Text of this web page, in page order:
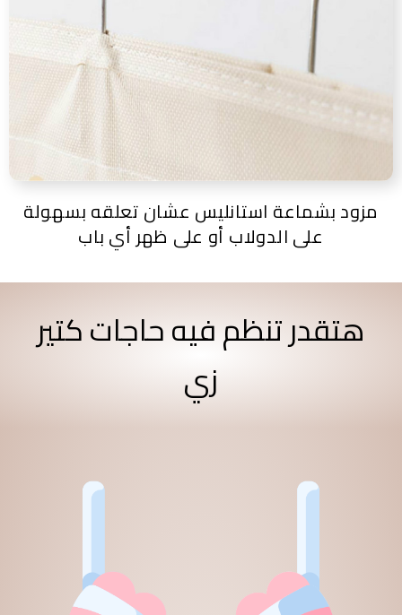
مزود بشماعة استانليس عشان تعلقه بسهولة
على الدولاب أو على ظهر أي باب
هتقدر تنظم فيه حاجات كتير
زي